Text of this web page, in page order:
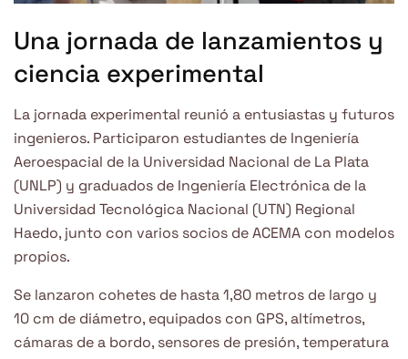
Una jornada de lanzamientos y
ciencia experimental
La jornada experimental reunió a entusiastas y futuros
ingenieros. Participaron estudiantes de Ingeniería
Aeroespacial de la Universidad Nacional de La Plata
(UNLP) y graduados de Ingeniería Electrónica de la
Universidad Tecnológica Nacional (UTN) Regional
Haedo, junto con varios socios de ACEMA con modelos
propios.
Se lanzaron cohetes de hasta 1,80 metros de largo y
10 cm de diámetro, equipados con GPS, altímetros,
cámaras de a bordo, sensores de presión, temperatura